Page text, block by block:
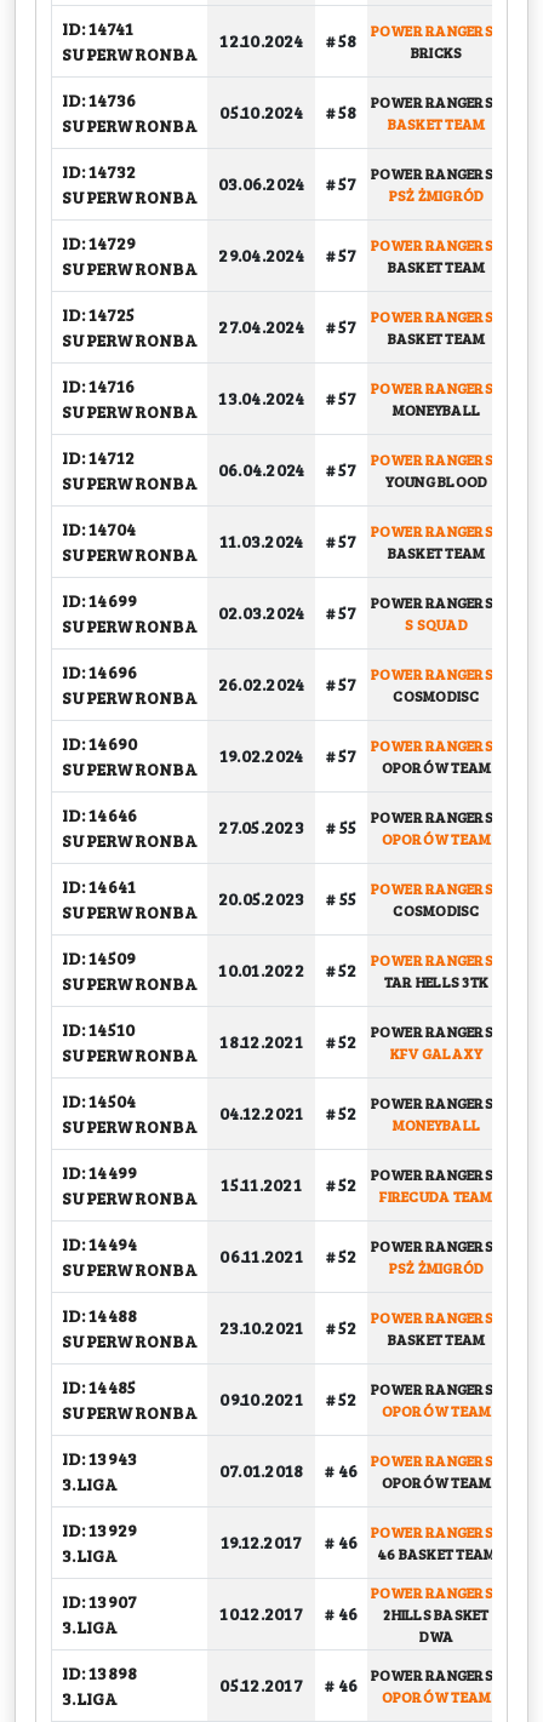
ID: 14741
SUPERWRONBA
12.10.2024 # 58 POWER RANGERS
BRICKS
ID: 14736
SUPERWRONBA
05.10.2024 # 58 POWER RANGERS
BASKET TEAM
ID: 14732
SUPERWRONBA
03.06.2024 # 57 POWER RANGERS
PSŻ ŻMIGRÓD
ID: 14729
SUPERWRONBA
29.04.2024 # 57 POWER RANGERS
BASKET TEAM
ID: 14725
SUPERWRONBA
27.04.2024 # 57 POWER RANGERS
BASKET TEAM
ID: 14716
SUPERWRONBA
13.04.2024 # 57 POWER RANGERS
MONEYBALL
ID: 14712
SUPERWRONBA
06.04.2024 # 57 POWER RANGERS
YOUNG BLOOD
ID: 14704
SUPERWRONBA
11.03.2024 # 57 POWER RANGERS
BASKET TEAM
ID: 14699
SUPERWRONBA
02.03.2024 # 57 POWER RANGERS
S SQUAD
ID: 14696
SUPERWRONBA
26.02.2024 # 57 POWER RANGERS
COSMODISC
ID: 14690
SUPERWRONBA
19.02.2024 # 57 POWER RANGERS
OPORÓW TEAM
ID: 14646
SUPERWRONBA
27.05.2023 # 55 POWER RANGERS
OPORÓW TEAM
ID: 14641
SUPERWRONBA
20.05.2023 # 55 POWER RANGERS
COSMODISC
ID: 14509
SUPERWRONBA
10.01.2022 # 52 POWER RANGERS
TAR HELLS 3TK
ID: 14510
SUPERWRONBA
18.12.2021 # 52 POWER RANGERS
KFV GALAXY
ID: 14504
SUPERWRONBA
04.12.2021 # 52 POWER RANGERS
MONEYBALL
ID: 14499
SUPERWRONBA
15.11.2021 # 52 POWER RANGERS
FIRECUDA TEAM
ID: 14494
SUPERWRONBA
06.11.2021 # 52 POWER RANGERS
PSŻ ŻMIGRÓD
ID: 14488
SUPERWRONBA
23.10.2021 # 52 POWER RANGERS
BASKET TEAM
ID: 14485
SUPERWRONBA
09.10.2021 # 52 POWER RANGERS
OPORÓW TEAM
ID: 13943
3.LIGA
07.01.2018 # 46 POWER RANGERS
OPORÓW TEAM
ID: 13929
3.LIGA
19.12.2017 # 46 POWER RANGERS
46 BASKET TEAM
ID: 13907
3.LIGA
10.12.2017 # 46
POWER RANGERS
2HILLS BASKET
DWA
ID: 13898
3.LIGA
05.12.2017 # 46 POWER RANGERS
OPORÓW TEAM